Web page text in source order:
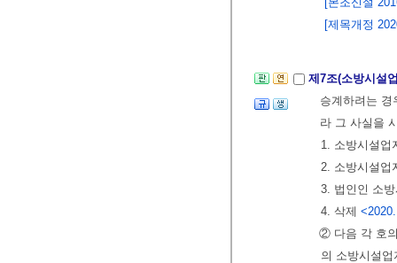
[제목개정
제7조(소방시설
승계하려는
라 그 사실을
1. 소방시설업
2. 소방시설업
3. 법인인 소
4. 삭제
② 다음 각 호
의 소방시설